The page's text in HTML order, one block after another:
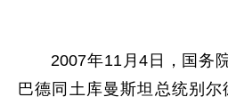
2007年11月4日，国务院
巴德同土库曼斯坦总统别